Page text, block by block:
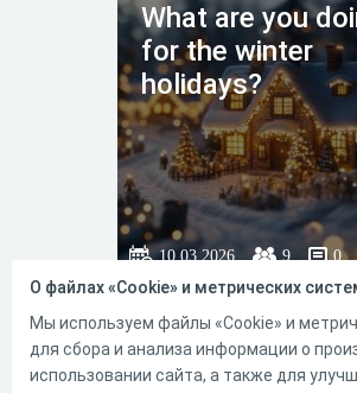
What are you
for the winter
holidays?
10.03.2026 9 0
для 5 класса на тему
you doing for the winter
holidays?"
О файлах «Cookie» и метрических
Мы используем файлы «Cookie» и
для сбора и анализа информации о
использовании сайта, а также для